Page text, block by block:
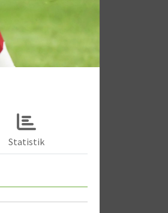
Statistik